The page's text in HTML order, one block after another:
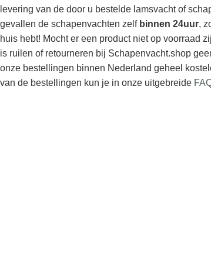
levering van de door u bestelde lamsvacht of
gevallen de schapenvachten zelf binnen 24uur,
huis hebt! Mocht er een product niet op voorraad
is ruilen of retourneren bij Schapenvacht.shop
onze bestellingen binnen Nederland geheel
van de bestellingen kun je in onze uitgebreide